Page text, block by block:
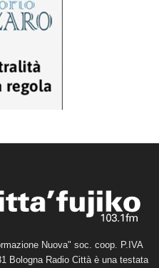
Nuova" soc. coop. P.IVA
Bologna Radio Città è una testata